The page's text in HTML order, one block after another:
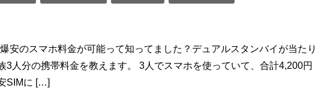
安のスマホ料金が可能って知ってました？デュアルスタンバイが当たり
3人分の携帯料金を教えます。 3人でスマホを使っていて、合計4,200円
SIMに […]